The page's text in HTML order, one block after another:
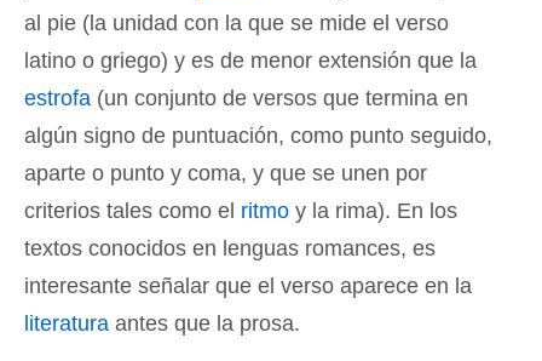
al pie (la unidad con la que se mide el verso
latino o griego) y es de menor extensión que la
estrofa (un conjunto de versos que termina en
algún signo de puntuación, como punto seguido,
aparte o punto y coma, y que se unen por
criterios tales como el ritmo y la rima). En los
textos conocidos en lenguas romances, es
interesante señalar que el verso aparece en la
literatura antes que la prosa.